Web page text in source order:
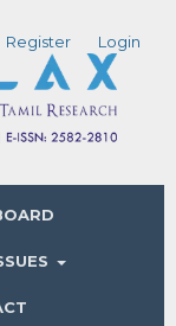
Register Login